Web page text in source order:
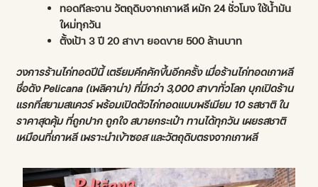
ทอดทีละจาน วัตถุดิบจากเกาหลี หมัก24ชั่วโมง ใช้น้ำมัน
ใหม่ทุกวัน
ตั้งเป้า 3ปี20สาขา ยอดขาย500ล้านบาท
วงการร้านไก่ทอดปีนี้ เตรียมคึกคักขึ้นอีกครั้ง เมื่อร้านไก่ทอดเกาหลี
ชื่อดังPelicana (เพลิคาน่า) ที่มีกว่า 3,000สาขาทั่วโลก บุกเปิดร้าน
แรกที่สยามสแควร์ พร้อมเปิดตัวไก่ทอดแบบพรีเมียม 10รสชาติ ใน
ราคาสุดคุ้ม ที่ถูกปาก ถูกใจ สบายกระเป๋า ทานได้ทุกวัน เผยรสชาติ
เหมือนที่เกาหลี เพราะนำเข้าซอส และวัตถุดิบตรงจากเกาหลี